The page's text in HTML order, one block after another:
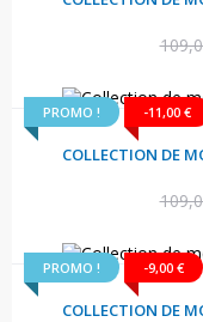
Prix
PROMO ! -11,00 €
COLLECTION DE
Prix
PROMO ! -9,00 €
COLLECTION DE